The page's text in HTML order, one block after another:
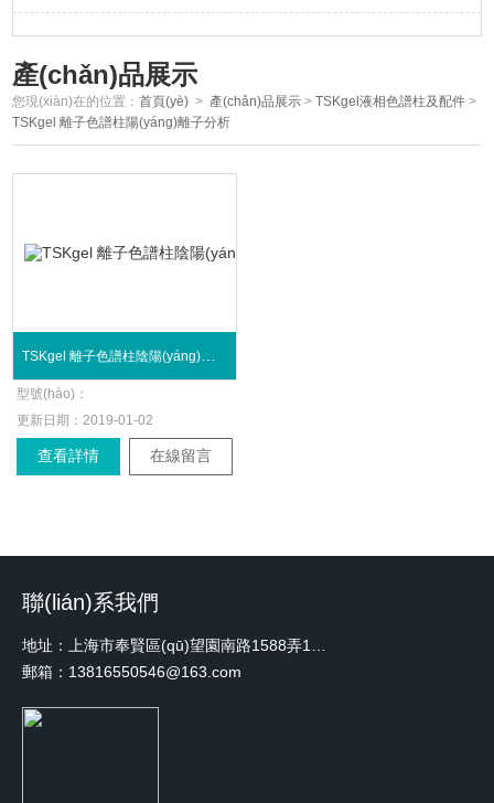
產(chǎn)品展示
您現(xiàn)在的位置：首頁(yè) > 產(chǎn)品展示 >TSKgel液相色譜柱及配件 >
TSKgel 離子色譜柱陽(yáng)離子分析
TSKgel 離子色譜柱陰陽(yáng)離子分析
型號(hào)：
更新日期：2019-01-02
查看詳情 在線留言
聯(lián)系我們
郵箱：13816550546@163.com